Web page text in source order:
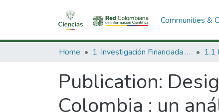
Communities &
Home 1. Investigación Financiada con Recursos Públicos
Publication:
Colombia : un